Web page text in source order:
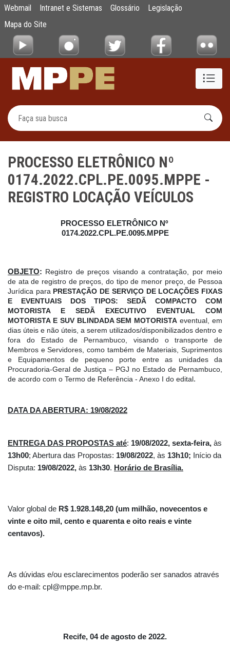
Pular para o Conteúdo principal
PROCESSO ELETRÔNICO Nº
Webmail Intranet e Sistemas Glossário
Legislação
Mapa do Site
PROCESSO ELETRÔNICO Nº
0174.2022.CPL.PE.0095.MPPE -
REGISTRO LOCAÇÃO VEÍCULOS
PROCESSO ELETRÔNICO Nº
0174.2022.CPL.PE.0095.MPPE
OBJETO: Registro de preços visando a contratação, por meio
de ata de registro de preços, do tipo de menor preço, de Pessoa
Jurídica para PRESTAÇÃO DE SERVIÇO DE LOCAÇÕES FIXAS
E EVENTUAIS DOS TIPOS: SEDÃ COMPACTO COM
MOTORISTA E SEDÃ EXECUTIVO EVENTUAL COM
MOTORISTA E SUV BLINDADA SEM MOTORISTA eventual, em
dias úteis e não úteis, a serem utilizados/disponibilizados dentro e
fora do Estado de Pernambuco, visando o transporte de
Membros e Servidores, como também de Materiais, Suprimentos
e Equipamentos de pequeno porte entre as unidades da
Procuradoria-Geral de Justiça – PGJ no Estado de Pernambuco,
de acordo com o Termo de Referência - Anexo I do edital.
DATA DA ABERTURA: 19/08/2022
ENTREGA DAS PROPOSTAS até: 19/08/2022, sexta-feira,
13h00; Abertura das Propostas: 19/08/2022, às 13h10; Início da
Disputa: 19/08/2022, às 13h30. Horário de Brasília.
Valor global de R$ 1.928.148,20 (um milhão, novecentos e
vinte e oito mil, cento e quarenta e oito reais e vinte
centavos).
As dúvidas e/ou esclarecimentos poderão ser sanados através
do e-mail: cpl@mppe.mp.br.
Recife, 04 de agosto de 2022.